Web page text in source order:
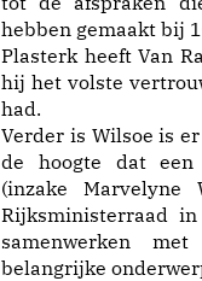
hebben gemaakt bij
Plasterk heeft Van
hij het volste
had.
Verder is Wilsoe is
de hoogte dat een
(inzake Marvelyne
Rijksministerraad
samenwerken
belangrijke